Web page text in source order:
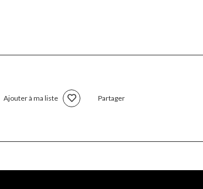
Ajouter à ma liste Partager